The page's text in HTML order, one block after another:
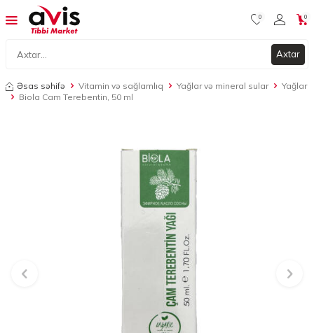
Axtar
0 0
Əsas səhifə Vitamin və sağlamlıq Yağlar və mineral sular
Yağlar
Biola Cam Terebentin, 50 ml